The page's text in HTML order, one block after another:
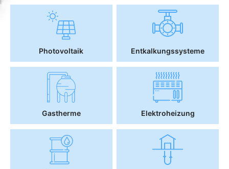
Photovoltaik Entkalkungssysteme
Gastherme Elektroheizung